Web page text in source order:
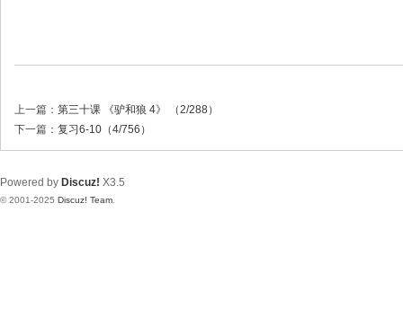
上一篇： 第三十课 《驴和狼 4》 （2/288）
下一篇： 复习6-10（4/756）
Powered by Discuz! X3.5
© 2001-2025 Discuz! Team